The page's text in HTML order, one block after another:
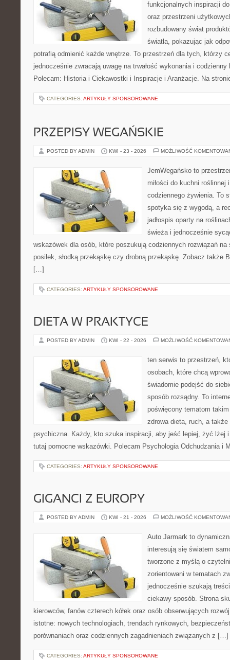
funkcjonalnych inspiracji
oraz przestrzeni
rozbudowany świat
światła, pokazując jak
potrafią odmienić każde wnętrze. To przestrzeń dla tych, którzy
jednocześnie zwracają uwagę na trwałość wykonania i
Polecam: Historia i Ciekawostki i Inspiracje i Aranżacje. Na
CATEGORIES: ARTYKUŁY SPONSOROWANE
PRZEPISY WEGAŃSKIE
POSTED BY ADMIN KWI - 23 - 2026 MOŻLIWOŚĆ
JemWegańsko to
miłości do kuchni roślinnej
codziennego żywienia. To
spotyka się z wygodą, a
jadłospis oparty na
świeża i jednocześnie
wskazówek dla osób, które poszukują codziennych rozwiązań na
posiłek, słodką przekąskę czy drobną przekąskę. Zobacz także
[…]
CATEGORIES: ARTYKUŁY SPONSOROWANE
DIETA W PRAKTYCE
POSTED BY ADMIN KWI - 22 - 2026 MOŻLIWOŚĆ
ten serwis to przestrzeń,
osobach, które chcą
świadomie podejść do
sposób rozsądny. To
poświęcony tematom
zdrowa dieta, ruch, a
psychiczna. Każdy, kto szuka inspiracji, aby jeść lepiej, żyć lżej
tutaj pomocne wskazówki. Polecam Psychologia Odchudzania i
CATEGORIES: ARTYKUŁY SPONSOROWANE
GIGANCI Z EUROPY
POSTED BY ADMIN KWI - 21 - 2026 MOŻLIWOŚĆ
Auto Jarmark to
interesują się światem
tworzone z myślą o
zorientowani w tematach
jednocześnie szukają
ciekawy sposób. Strona
kierowców, fanów czterech kółek oraz osób obserwujących
istotne: nowych technologiach, trendach rynkowych,
porównaniach oraz codziennych zagadnieniach związanych z […]
CATEGORIES: ARTYKUŁY SPONSOROWANE